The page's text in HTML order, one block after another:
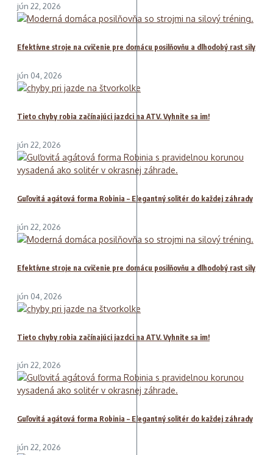
jún 22, 2026
Efektívne stroje na cvičenie pre domácu posilňovňu a dlhodobý rast sily
jún 04, 2026
Tieto chyby robia začínajúci jazdci na ATV. Vyhnite sa im!
jún 22, 2026
Guľovitá agátová forma Robinia – Elegantný solitér do každej záhrady
jún 22, 2026
Efektívne stroje na cvičenie pre domácu posilňovňu a dlhodobý rast sily
jún 04, 2026
Tieto chyby robia začínajúci jazdci na ATV. Vyhnite sa im!
jún 22, 2026
Guľovitá agátová forma Robinia – Elegantný solitér do každej záhrady
jún 22, 2026